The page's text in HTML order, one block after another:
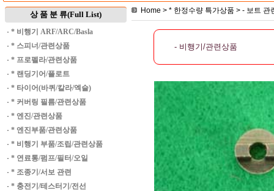
상 품 분 류(Full List)
· * 비행기 ARF/ARC/Basla
· * 스피너/관련상품
· * 프로펠라/관련상품
· * 랜딩기어/플로트
· * 타이어(바퀴/칼라/엑슬)
· * 커버링 필름/관련상품
· * 엔진/관련상품
· * 엔진부품/관련상품
· * 비행기 부품/조립/관련상품
· * 연료통/펌프/필터/오일
· * 조종기/서보 관련
· * 충전기/테스터기/전선
Home > * 한정수량 특가상품 > - 보트 관
- 비행기/관련상품